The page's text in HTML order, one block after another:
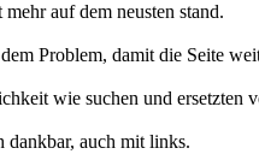
auf dem neusten stand.
Problem, damit die Seite
wie suchen und ersetzten
dankbar, auch mit links.